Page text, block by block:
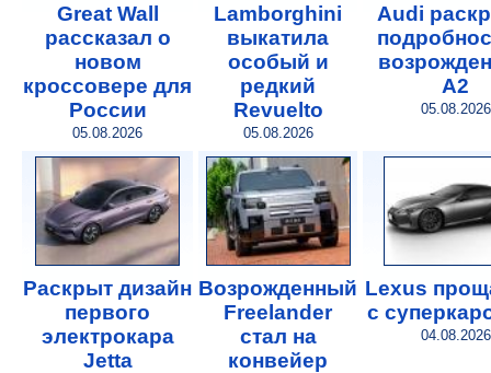
Great Wall
рассказал о
новом
кроссовере для
России
05.08.2026
Lamborghini
выкатила
особый и
редкий
Revuelto
05.08.2026
Audi
A2
05.08.2026
Раскрыт дизайн
первого
электрокара
Jetta
Возрожденный
Freelander
стал на
конвейер
Lexus
с
04.08.2026